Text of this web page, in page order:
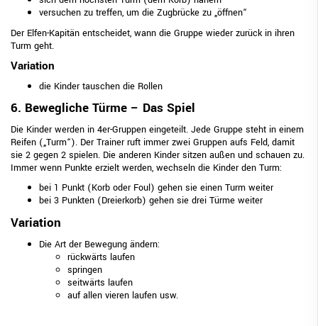
versuchen zu treffen, um die Zugbrücke zu „öffnen“
Der Elfen-Kapitän entscheidet, wann die Gruppe wieder zurück in ihren
Turm geht.
Variation
die Kinder tauschen die Rollen
6. Bewegliche Türme – Das Spiel
Die Kinder werden in 4er-Gruppen eingeteilt. Jede Gruppe steht in einem
Reifen („Turm“). Der Trainer ruft immer zwei Gruppen aufs Feld, damit
sie 2 gegen 2 spielen. Die anderen Kinder sitzen außen und schauen zu.
Immer wenn Punkte erzielt werden, wechseln die Kinder den Turm:
bei 1 Punkt (Korb oder Foul) gehen sie einen Turm weiter
bei 3 Punkten (Dreierkorb) gehen sie drei Türme weiter
Variation
Die Art der Bewegung ändern:
rückwärts laufen
springen
seitwärts laufen
auf allen vieren laufen usw.